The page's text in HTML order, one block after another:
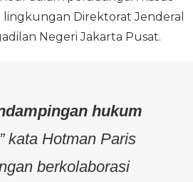
Direktorat Jenderal
Negeri Jakarta Pusat.
hukum
kata Hotman Paris
berkolaborasi